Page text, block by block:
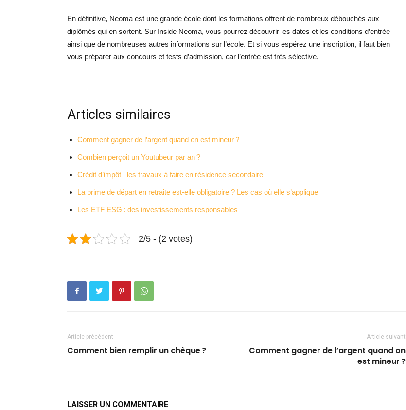
En définitive, Neoma est une grande école dont les formations offrent de nombreux débouchés aux
diplômés qui en sortent. Sur Inside Neoma, vous pourrez découvrir les dates et les conditions d’entrée
ainsi que de nombreuses autres informations sur l’école. Et si vous espérez une inscription, il faut bien
vous préparer aux concours et tests d’admission, car l’entrée est très sélective.
Articles similaires
Comment gagner de l’argent quand on est mineur ?
Combien perçoit un Youtubeur par an ?
Crédit d’impôt : les travaux à faire en résidence secondaire
La prime de départ en retraite est-elle obligatoire ? Les cas où elle s’applique
Les ETF ESG : des investissements responsables
2/5 - (2 votes)
Article précédent
Comment bien remplir un chèque ?
Article suivant
Comment gagner de l’argent quand on
est mineur ?
LAISSER UN COMMENTAIRE